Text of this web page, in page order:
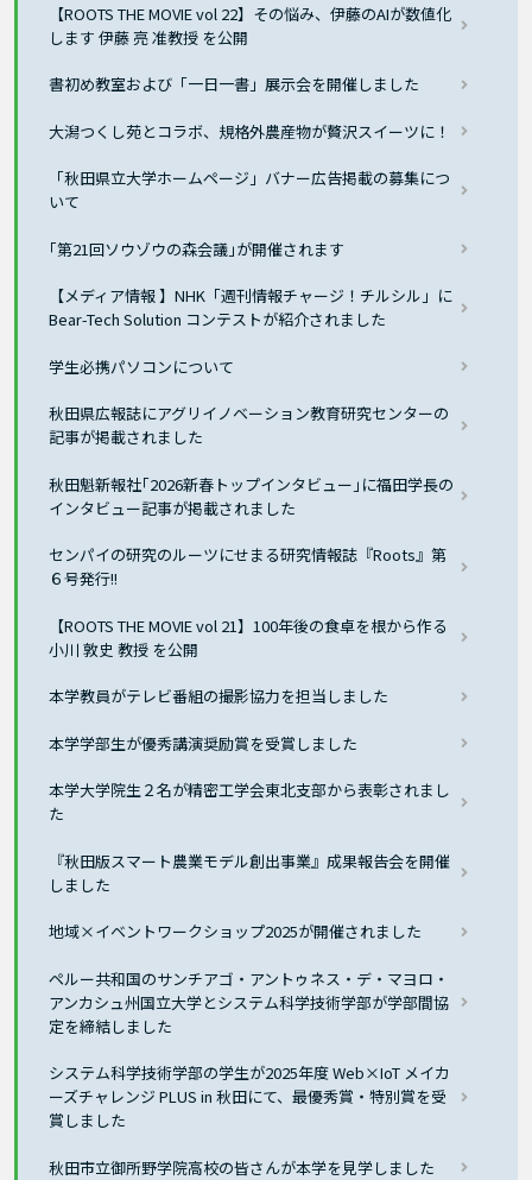
【ROOTS THE MOVIE vol 22】その悩み、伊藤のAIが数値化
します 伊藤 亮 准教授 を公開
書初め教室および「一日一書」展示会を開催しました
大潟つくし苑とコラボ、規格外農産物が贅沢スイーツに！
「秋田県立大学ホームページ」バナー広告掲載の募集につ
いて
｢第21回ソウゾウの森会議｣が開催されます
【メディア情報 】NHK「週刊情報チャージ！チルシル」に
Bear-Tech Solution コンテストが紹介されました
学生必携パソコンについて
秋田県広報誌にアグリイノベーション教育研究センターの
記事が掲載されました
秋田魁新報社｢2026新春トップインタビュー｣に福田学長の
インタビュー記事が掲載されました
センパイの研究のルーツにせまる研究情報誌『Roots』第
６号発行!!
【ROOTS THE MOVIE vol 21】100年後の食卓を根から作る
小川 敦史 教授 を公開
本学教員がテレビ番組の撮影協力を担当しました
本学学部生が優秀講演奨励賞を受賞しました
本学大学院生２名が精密工学会東北支部から表彰されまし
た
『秋田版スマート農業モデル創出事業』成果報告会を開催
しました
地域×イベントワークショップ2025が開催されました
ペルー共和国のサンチアゴ・アントゥネス・デ・マヨロ・
アンカシュ州国立大学とシステム科学技術学部が学部間協
定を締結しました
システム科学技術学部の学生が2025年度 Web×IoT メイカ
ーズチャレンジ PLUS in 秋田にて、最優秀賞・特別賞を受
賞しました
秋田市立御所野学院高校の皆さんが本学を見学しました